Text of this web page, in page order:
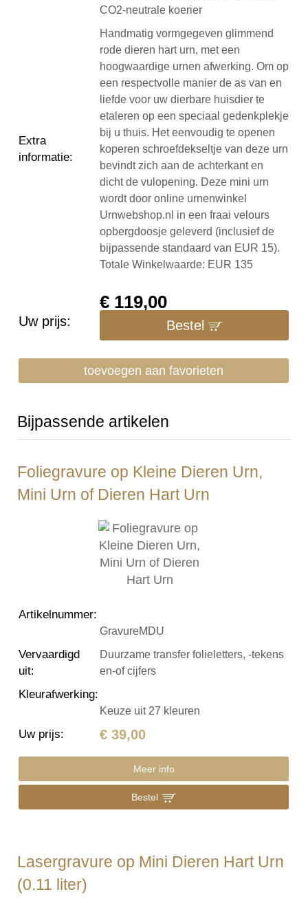
CO2-neutrale koerier
Extra
informatie:
Handmatig vormgegeven glimmend
rode dieren hart urn, met een
hoogwaardige urnen afwerking. Om op
een respectvolle manier de as van en
liefde voor uw dierbare huisdier te
etaleren op een speciaal gedenkplekje
bij u thuis. Het eenvoudig te openen
koperen schroefdekseltje van deze urn
bevindt zich aan de achterkant en
dicht de vulopening. Deze mini urn
wordt door online urnenwinkel
Urnwebshop.nl in een fraai velours
opbergdoosje geleverd (inclusief de
bijpassende standaard van EUR 15).
Totale Winkelwaarde: EUR 135
Uw prijs:
€ 119,00
Bestel
toevoegen aan favorieten
Bijpassende artikelen
Foliegravure op Kleine Dieren Urn,
Mini Urn of Dieren Hart Urn
Artikelnummer:
GravureMDU
Vervaardigd
uit:
Duurzame transfer folieletters, -tekens
en-of cijfers
Kleurafwerking:
Keuze uit 27 kleuren
Uw prijs: € 39,00
Meer info
Bestel
Lasergravure op Mini Dieren Hart Urn
(0.11 liter)